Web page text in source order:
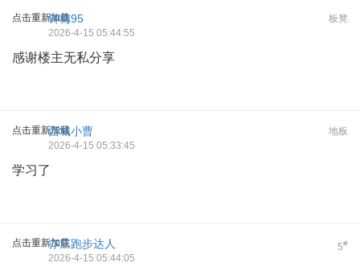
点击重新加载 板凳
钟梅95
2026-4-15 05:44:55
感谢楼主无私分享
点击重新加载 地板
西城小曹
2026-4-15 05:33:45
学习了
点击重新加载 5#
亦庄跑步达人
2026-4-15 05:44:05